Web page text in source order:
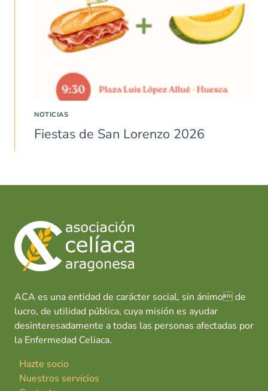
NOTICIAS
Fiestas de San Lorenzo 2026
ACA es una entidad de carácter social, sin ánimo de
lucro, de utilidad pública, cuya misión es ayudar
desinteresadamente a todas las personas afectadas por
la Enfermedad Celiaca.
Hazte socio
Nuestros servicios